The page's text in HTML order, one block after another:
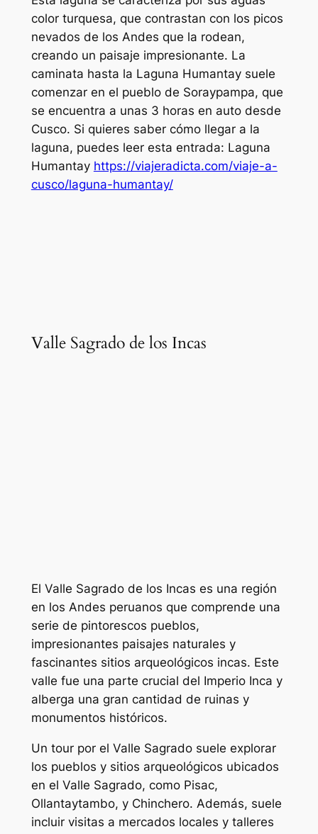
color turquesa, que contrastan con los picos
nevados de los Andes que la rodean,
creando un paisaje impresionante. La
caminata hasta la Laguna Humantay suele
comenzar en el pueblo de Soraypampa, que
se encuentra a unas 3 horas en auto desde
Cusco. Si quieres saber cómo llegar a la
laguna, puedes leer esta entrada: Laguna
Humantay https://viajeradicta.com/viaje-a-
cusco/laguna-humantay/
Valle Sagrado de los Incas
El Valle Sagrado de los Incas es una región
en los Andes peruanos que comprende una
serie de pintorescos pueblos,
impresionantes paisajes naturales y
fascinantes sitios arqueológicos incas. Este
valle fue una parte crucial del Imperio Inca y
alberga una gran cantidad de ruinas y
monumentos históricos.
Un tour por el Valle Sagrado suele explorar
los pueblos y sitios arqueológicos ubicados
en el Valle Sagrado, como Pisac,
Ollantaytambo, y Chinchero. Además, suele
incluir visitas a mercados locales y talleres